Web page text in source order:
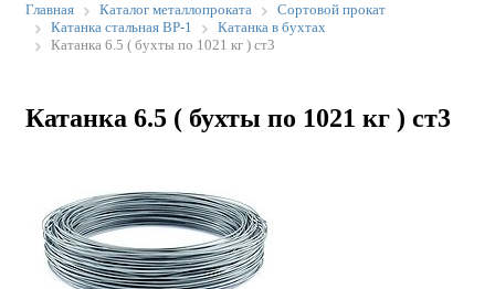
Главная Каталог металлопроката
Сортовой прокат
Катанка стальная ВР-1
Катанка в бухтах
Катанка 6.5 ( бухты по 1021 кг ) ст3
Катанка 6.5 ( бухты по 1021 кг ) ст3